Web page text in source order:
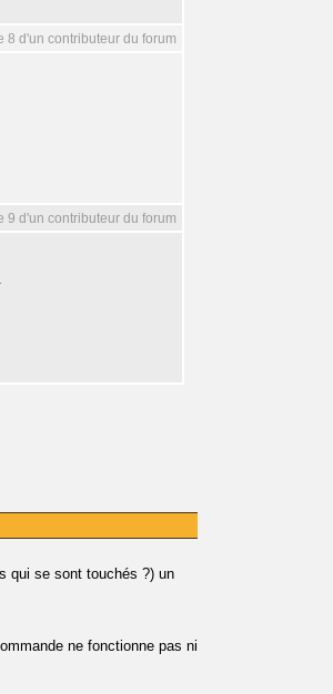
8 d'un contributeur du forum
9 d'un contributeur du forum
qui se sont touchés ?) un
ne fonctionne pas ni